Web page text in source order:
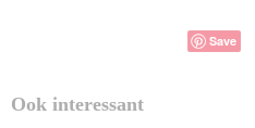
Save
Ook interessant